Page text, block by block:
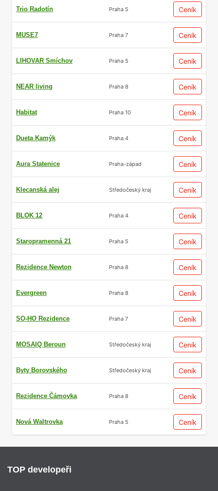
Trio Radotín Praha 5 Ceník
MUSE7 Praha 7 Ceník
LIHOVAR Smíchov Praha 5 Ceník
NEAR living Praha 8 Ceník
Habitat Praha 10 Ceník
Dueta Kamýk Praha 4 Ceník
Aura Statenice Praha-západ Ceník
Klecanská alej Středočeský kraj Ceník
BLOK 12 Praha 4 Ceník
Staropramenná 21 Praha 5 Ceník
Rezidence Newton Praha 8 Ceník
Evergreen Praha 8 Ceník
SO-HO Rezidence Praha 7 Ceník
MOSAIQ Beroun Středočeský kraj Ceník
Byty Borovského Středočeský kraj Ceník
Rezidence Čámovka Praha 8 Ceník
Nová Waltrovka Praha 5 Ceník
TOP developeři